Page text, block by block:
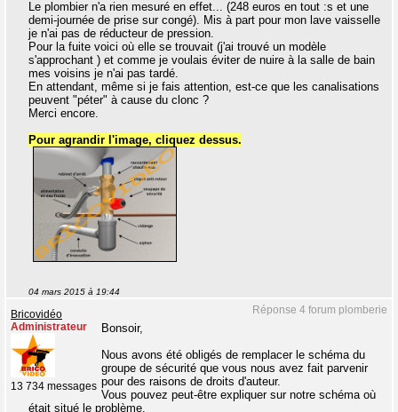
Le plombier n'a rien mesuré en effet... (248 euros en tout :s et une
demi-journée de prise sur congé). Mis à part pour mon lave vaisselle
je n'ai pas de réducteur de pression.
Pour la fuite voici où elle se trouvait (j'ai trouvé un modèle
s'approchant ) et comme je voulais éviter de nuire à la salle de bain
mes voisins je n'ai pas tardé.
En attendant, même si je fais attention, est-ce que les canalisations
peuvent "péter" à cause du clonc ?
Merci encore.
Pour agrandir l'image, cliquez dessus.
04 mars 2015 à 19:44
Réponse 4 forum plomberie
Bricovidéo
Administrateur
13 734 messages
Bonsoir,
Nous avons été obligés de remplacer le schéma du
groupe de sécurité que vous nous avez fait parvenir
pour des raisons de droits d'auteur.
Vous pouvez peut-être expliquer sur notre schéma où
était situé le problème.